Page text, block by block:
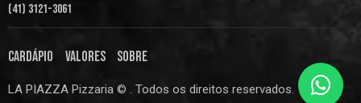
(41) 3121-3061
CARDÁPIO VALORES SOBRE
LA PIAZZA Pizzaria © . Todos os direitos reservados.